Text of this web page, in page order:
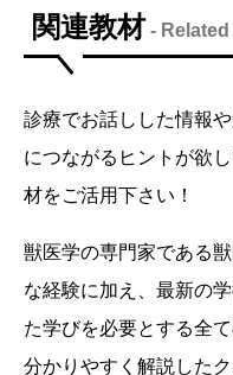
関連教材 -
診療でお話しした情報
につながるヒントが欲
材をご活用下さい！
獣医学の専門家である
な経験に加え、最新の
た学びを必要とする全て
分かりやすく解説した